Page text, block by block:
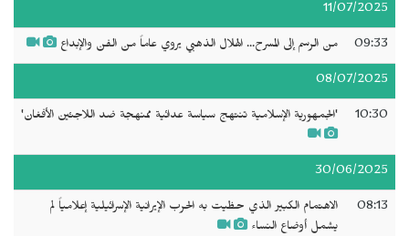
11/07/2025
09:33 من الرسم إلى المسرح... الهلال الذهبي يروي عاماً من الفن والإبداع
08/07/2025
10:30 'الجمهورية الإسلامية تنتهج سياسة عدائية ممنهجة ضد اللاجئين الأفغان'
30/06/2025
08:13
الاهتمام الكبير الذي حظيت به الحرب الإيرانية الإسرائيلية إعلامياً لم
يشمل أوضاع النساء